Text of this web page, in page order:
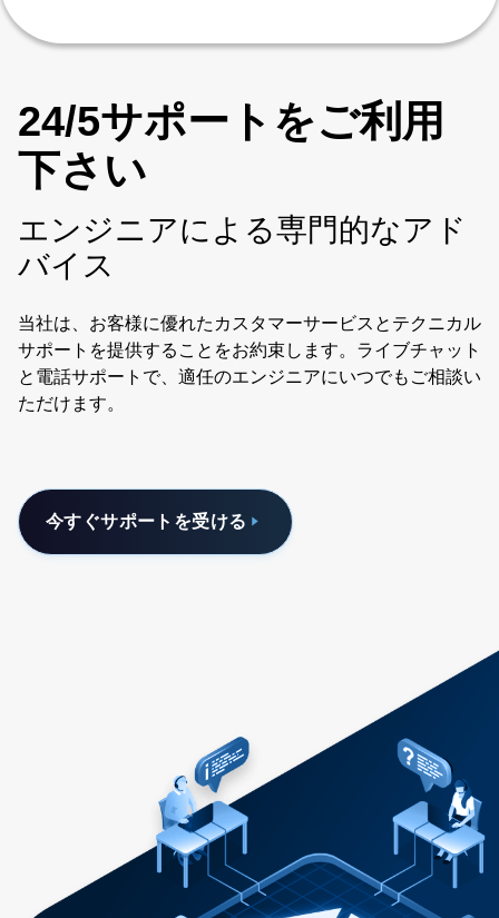
24/5サポートをご利用
下さい
エンジニアによる専門的なアド
バイス
当社は、お客様に優れたカスタマーサービスとテクニカル
サポートを提供することをお約束します。ライブチャット
と電話サポートで、適任のエンジニアにいつでもご相談い
ただけます。
今すぐサポートを受ける